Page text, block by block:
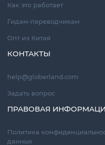
Как это работает
Гидам-переводчикам
Опт из Китая
КОНТАКТЫ
help@globerland.com
Задать вопрос
ПРАВОВАЯ
Политика
данных